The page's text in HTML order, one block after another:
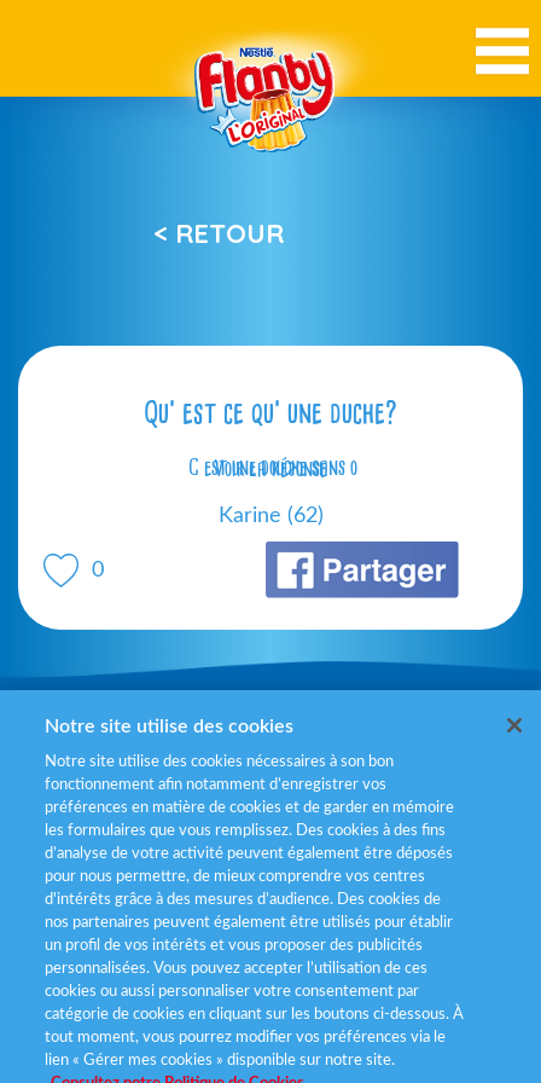
< RETOUR
Qu’ est ce qu’ une duche?
Voir la réponse
C est une douche sans o
0
Karine (62)
Mentions légales
Politiques de gestion des cookies
Politique données personnelles
Services consommateurs
Déclaration d’accessibilité
Notre site utilise des cookies
Notre site utilise des cookies nécessaires à son bon
fonctionnement afin notamment d’enregistrer vos
préférences en matière de cookies et de garder en mémoire
les formulaires que vous remplissez. Des cookies à des fins
d’analyse de votre activité peuvent également être déposés
pour nous permettre, de mieux comprendre vos centres
d'intérêts grâce à des mesures d’audience. Des cookies de
nos partenaires peuvent également être utilisés pour établir
un profil de vos intérêts et vous proposer des publicités
personnalisées. Vous pouvez accepter l’utilisation de ces
cookies ou aussi personnaliser votre consentement par
catégorie de cookies en cliquant sur les boutons ci-dessous. À
tout moment, vous pourrez modifier vos préférences via le
lien « Gérer mes cookies » disponible sur notre site.